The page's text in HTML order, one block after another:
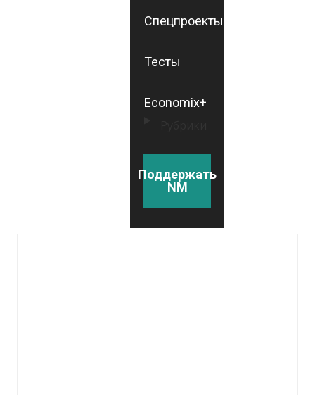
Спецпроекты
Тесты
Economix+
Поддержать
NM